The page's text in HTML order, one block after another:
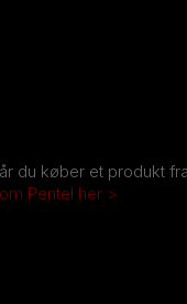
du køber et produkt
Pentel her >